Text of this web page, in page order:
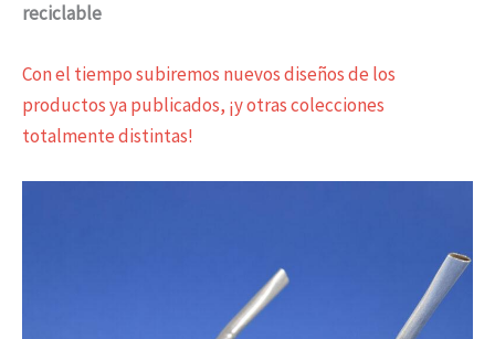
reciclable
Con el tiempo subiremos nuevos diseños de los
productos ya publicados, ¡y otras colecciones
totalmente distintas!